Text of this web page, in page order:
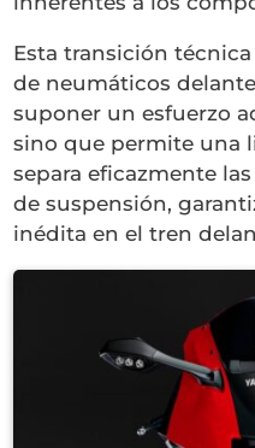
Esta transición
de neumáticos
suponer un esfuerzo
sino que permite una
separa eficazmente
de suspensión,
inédita en el tren